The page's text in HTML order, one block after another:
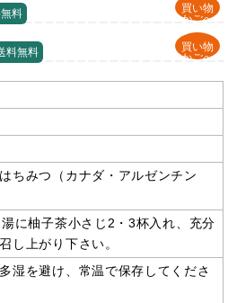
買い物
かごへ
料
買い物
かごへ
料無料
ちみつ（カナダ・アルゼンチン
に柚子茶小さじ2・3杯入れ、充分
し上がり下さい。
湿を避け、常温で保存してくださ